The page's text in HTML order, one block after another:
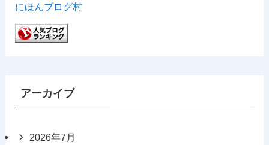
にほんブログ村
アーカイブ
2026年7月